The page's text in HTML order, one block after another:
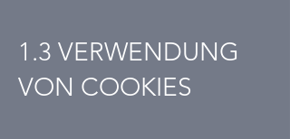
1.3 VERWENDUNG
VON COOKIES